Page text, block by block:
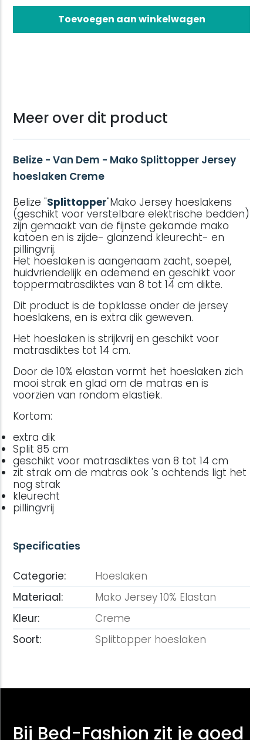
Toevoegen aan winkelwagen
Meer over dit product
Belize - Van Dem - Mako Splittopper Jersey
hoeslaken Creme
Belize "Splittopper"Mako Jersey hoeslakens
(geschikt voor verstelbare elektrische bedden)
zijn gemaakt van de fijnste gekamde mako
katoen en is zijde- glanzend kleurecht- en
pillingvrij.
Het hoeslaken is aangenaam zacht, soepel,
huidvriendelijk en ademend en geschikt voor
toppermatrasdiktes van 8 tot 14 cm dikte.
Dit product is de topklasse onder de jersey
hoeslakens, en is extra dik geweven.
Het hoeslaken is strijkvrij en geschikt voor
matrasdiktes tot 14 cm.
Door de 10% elastan vormt het hoeslaken zich
mooi strak en glad om de matras en is
voorzien van rondom elastiek.
Kortom:
extra dik
Split 85 cm
geschikt voor matrasdiktes van 8 tot 14 cm
zit strak om de matras ook 's ochtends ligt het
nog strak
kleurecht
pillingvrij
Specificaties
Categorie:
Hoeslaken
Materiaal:
Mako Jersey 10% Elastan
Kleur:
Creme
Soort:
Splittopper hoeslaken
Bij Bed-Fashion zit je goed